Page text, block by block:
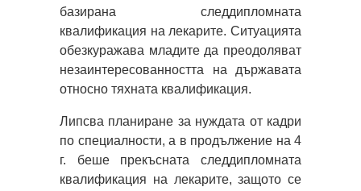
базирана следдипломната
квалификация на лекарите. Ситуацията
обезкуражава младите да преодоляват
незаинтересованността на държавата
относно тяхната квалификация.
Липсва планиране за нуждата от кадри
по специалности, а в продължение на 4
г. беше прекъсната следдипломната
квалификация на лекарите, защото се